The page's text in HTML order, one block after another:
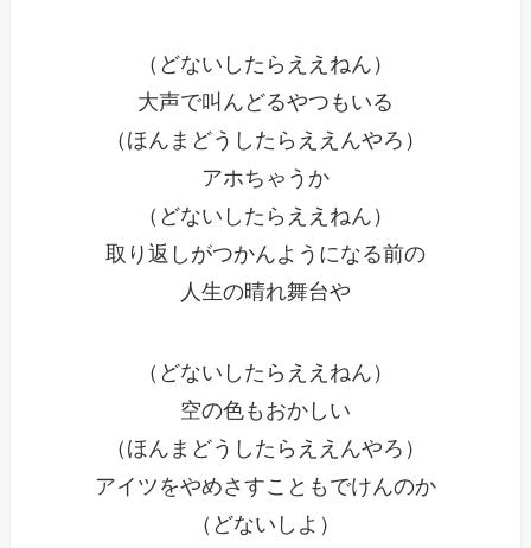
（どないしたらええねん）
大声で叫んどるやつもいる
（ほんまどうしたらええんやろ）
アホちゃうか
（どないしたらええねん）
取り返しがつかんようになる前の
人生の晴れ舞台や
（どないしたらええねん）
空の色もおかしい
（ほんまどうしたらええんやろ）
アイツをやめさすこともでけんのか
（どないしよ）